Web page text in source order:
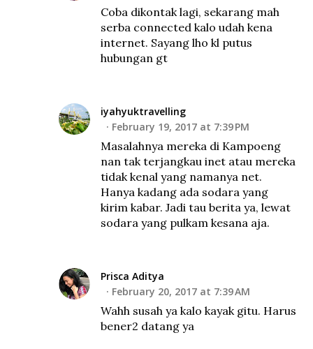
Coba dikontak lagi, sekarang mah
serba connected kalo udah kena
internet. Sayang lho kl putus
hubungan gt
iyahyuktravelling
February 19, 2017 at 7:39 PM
Masalahnya mereka di Kampoeng
nan tak terjangkau inet atau mereka
tidak kenal yang namanya net.
Hanya kadang ada sodara yang
kirim kabar. Jadi tau berita ya, lewat
sodara yang pulkam kesana aja.
Prisca Aditya
February 20, 2017 at 7:39 AM
Wahh susah ya kalo kayak gitu. Harus
bener2 datang ya